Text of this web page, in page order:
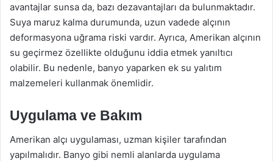
avantajlar sunsa da, bazı dezavantajları da bulunmaktadır.
Suya maruz kalma durumunda, uzun vadede alçının
deformasyona uğrama riski vardır. Ayrıca, Amerikan alçının
su geçirmez özellikte olduğunu iddia etmek yanıltıcı
olabilir. Bu nedenle, banyo yaparken ek su yalıtım
malzemeleri kullanmak önemlidir.
Uygulama ve Bakım
Amerikan alçı uygulaması, uzman kişiler tarafından
yapılmalıdır. Banyo gibi nemli alanlarda uygulama